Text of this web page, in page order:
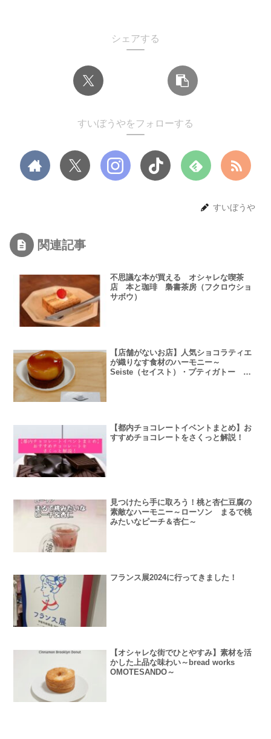
シェアする
すいぼうやをフォローする
すいぼうや
関連記事
不思議な本が買える オシャレな喫茶
店 本と珈琲 梟書茶房（フクロウショ
サボウ）
【店舗がないお店】人気ショコラティエ
が織りなす食材のハーモニー～
Seiste（セイスト）・プティガトー タ
【都内チョコレートイベントまとめ】お
すすめチョコレートをさくっと解説！
見つけたら手に取ろう！桃と杏仁豆腐の
素敵なハーモニー～ローソン まるで桃
みたいなピーチ＆杏仁～
フランス展2024に行ってきました！
【オシャレな街でひとやすみ】素材を活
かした上品な味わい～bread works
OMOTESANDO～